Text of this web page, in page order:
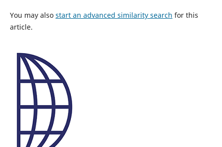
You may also start an advanced similarity search for this
article.